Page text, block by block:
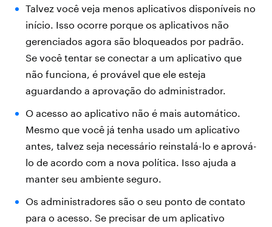
Talvez você veja menos aplicativos disponíveis no
início. Isso ocorre porque os aplicativos não
gerenciados agora são bloqueados por padrão.
Se você tentar se conectar a um aplicativo que
não funciona, é provável que ele esteja
aguardando a aprovação do administrador.
O acesso ao aplicativo não é mais automático.
Mesmo que você já tenha usado um aplicativo
antes, talvez seja necessário reinstalá-lo e aprová-
lo de acordo com a nova política. Isso ajuda a
manter seu ambiente seguro.
Os administradores são o seu ponto de contato
para o acesso. Se precisar de um aplicativo